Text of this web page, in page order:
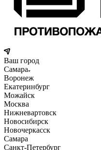
Ваш город
Самара
Воронеж
Екатеринбург
Можайск
Москва
Нижневартовск
Новосибирск
Новочеркасск
Самара
Санкт-Петербург